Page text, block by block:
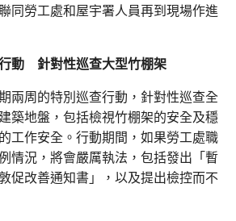
同勞工處和屋宇署人員再到現場作進
動 針對性巡查大型竹棚架
兩周的特別巡查行動，針對性巡查全
築地盤，包括檢視竹棚架的安全及穩
工作安全。行動期間，如果勞工處職
情況，將會嚴厲執法，包括發出「暫
促改善通知書」，以及提出檢控而不